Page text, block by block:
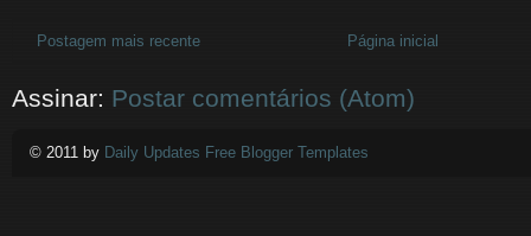
Postagem mais recente Página inicial
Assinar: Postar comentários (Atom)
© 2011 by Daily Updates Free Blogger Templates